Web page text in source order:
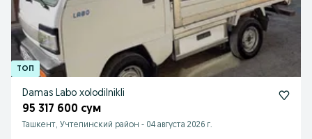
Damas Labo xolodilnikli
95 317 600 сум
Ташкент, Учтепинский район - 04 августа 2026 г.